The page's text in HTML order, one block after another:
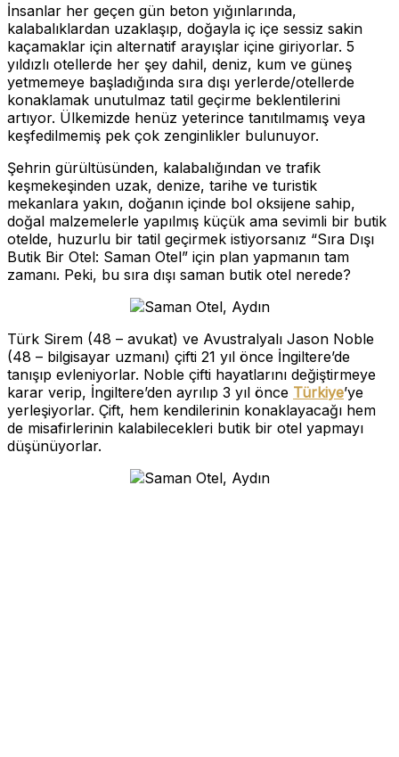
İnsanlar her geçen gün beton yığınlarında,
kalabalıklardan uzaklaşıp, doğayla iç içe sessiz sakin
kaçamaklar için alternatif arayışlar içine giriyorlar. 5
yıldızlı otellerde her şey dahil, deniz, kum ve güneş
yetmemeye başladığında sıra dışı yerlerde/otellerde
konaklamak unutulmaz tatil geçirme beklentilerini
artıyor. Ülkemizde henüz yeterince tanıtılmamış veya
keşfedilmemiş pek çok zenginlikler bulunuyor.
Şehrin gürültüsünden, kalabalığından ve trafik
keşmekeşinden uzak, denize, tarihe ve turistik
mekanlara yakın, doğanın içinde bol oksijene sahip,
doğal malzemelerle yapılmış küçük ama sevimli bir butik
otelde, huzurlu bir tatil geçirmek istiyorsanız “Sıra Dışı
Butik Bir Otel: Saman Otel” için plan yapmanın tam
zamanı. Peki, bu sıra dışı saman butik otel nerede?
Türk Sirem (48 – avukat) ve Avustralyalı Jason Noble
(48 – bilgisayar uzmanı) çifti 21 yıl önce İngiltere’de
tanışıp evleniyorlar. Noble çifti hayatlarını değiştirmeye
karar verip, İngiltere’den ayrılıp 3 yıl önce Türkiye’ye
yerleşiyorlar. Çift, hem kendilerinin konaklayacağı hem
de misafirlerinin kalabilecekleri butik bir otel yapmayı
düşünüyorlar.